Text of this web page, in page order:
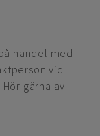
handel med
vid
gärna av